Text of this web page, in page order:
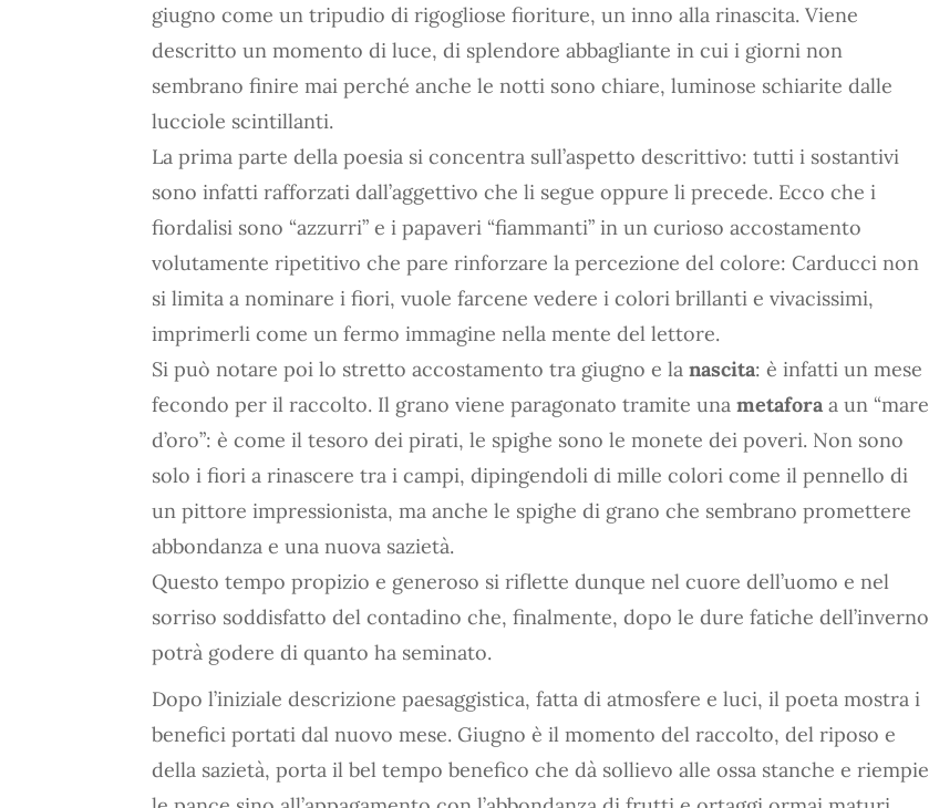
giugno come un tripudio di rigogliose fioriture, un inno alla rinascita. Viene
descritto un momento di luce, di splendore abbagliante in cui i giorni non
sembrano finire mai perché anche le notti sono chiare, luminose schiarite dalle
lucciole scintillanti.
La prima parte della poesia si concentra sull’aspetto descrittivo: tutti i sostantivi
sono infatti rafforzati dall’aggettivo che li segue oppure li precede. Ecco che i
fiordalisi sono “azzurri” e i papaveri “fiammanti” in un curioso accostamento
volutamente ripetitivo che pare rinforzare la percezione del colore: Carducci non
si limita a nominare i fiori, vuole farcene vedere i colori brillanti e vivacissimi,
imprimerli come un fermo immagine nella mente del lettore.
Si può notare poi lo stretto accostamento tra giugno e la nascita: è infatti un mese
fecondo per il raccolto. Il grano viene paragonato tramite una metafora a un “mare
d’oro”: è come il tesoro dei pirati, le spighe sono le monete dei poveri. Non sono
solo i fiori a rinascere tra i campi, dipingendoli di mille colori come il pennello di
un pittore impressionista, ma anche le spighe di grano che sembrano promettere
abbondanza e una nuova sazietà.
Questo tempo propizio e generoso si riflette dunque nel cuore dell’uomo e nel
sorriso soddisfatto del contadino che, finalmente, dopo le dure fatiche dell’inverno
potrà godere di quanto ha seminato.
Dopo l’iniziale descrizione paesaggistica, fatta di atmosfere e luci, il poeta mostra i
benefici portati dal nuovo mese. Giugno è il momento del raccolto, del riposo e
della sazietà, porta il bel tempo benefico che dà sollievo alle ossa stanche e riempie